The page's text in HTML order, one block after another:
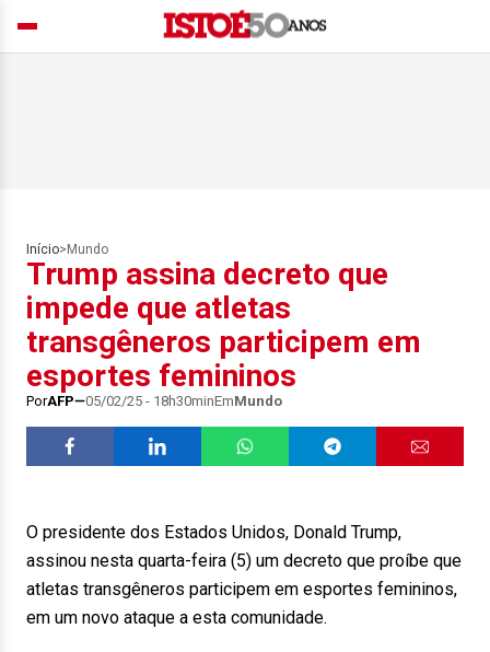
Início> Mundo
Trump assina decreto que
impede que atletas
transgêneros participem em
esportes femininos
PorAFP 05/02/25 - 18h30minEmMundo
O presidente dos Estados Unidos, Donald Trump,
assinou nesta quarta-feira (5) um decreto que proíbe que
atletas transgêneros participem em esportes femininos,
em um novo ataque a esta comunidade.